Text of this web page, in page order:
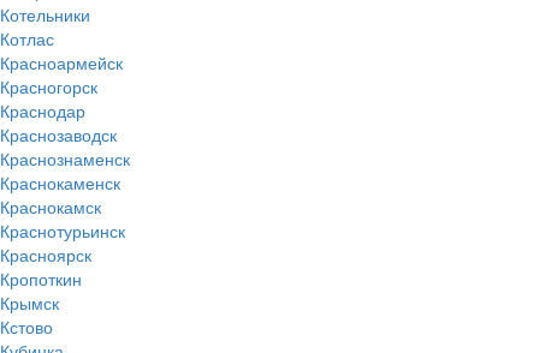
Котельники
Котлас
Красноармейск
Красногорск
Краснодар
Краснозаводск
Краснознаменск
Краснокаменск
Краснокамск
Краснотурьинск
Красноярск
Кропоткин
Крымск
Кстово